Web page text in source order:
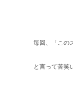
毎回、「この
と言って苦笑